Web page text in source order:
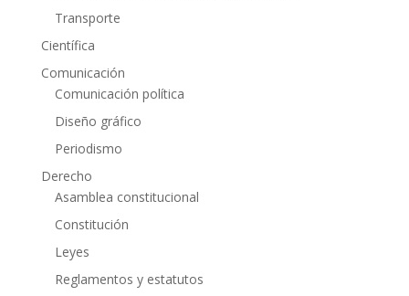
Transporte
Científica
Comunicación
Comunicación política
Diseño gráfico
Periodismo
Derecho
Asamblea constitucional
Constitución
Leyes
Reglamentos y estatutos